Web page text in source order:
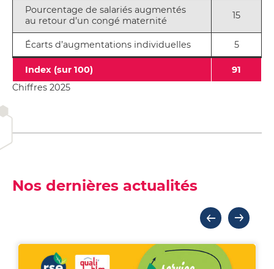
Pourcentage de salariés augmentés
au retour d’un congé maternité
15
Écarts d’augmentations individuelles 5
Index (sur 100)
91
Chiffres 2025
Nos dernières actualités